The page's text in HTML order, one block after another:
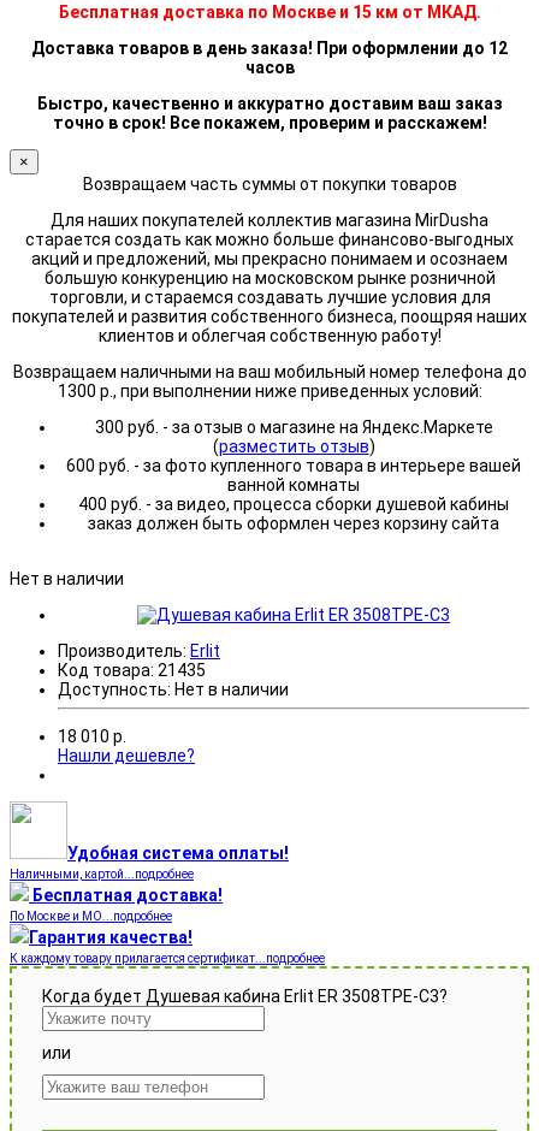
Бесплатная доставка по Москве и 15 км от МКАД.
Доставка товаров в день заказа! При оформлении до 12
часов
Быстро, качественно и аккуратно доставим ваш заказ
точно в срок! Все покажем, проверим и расскажем!
×
Возвращаем часть суммы от покупки товаров
Для наших покупателей коллектив магазина MirDusha
старается создать как можно больше финансово-выгодных
акций и предложений, мы прекрасно понимаем и осознаем
большую конкуренцию на московском рынке розничной
торговли, и стараемся создавать лучшие условия для
покупателей и развития собственного бизнеса, поощряя наших
клиентов и облегчая собственную работу!
Возвращаем наличными на ваш мобильный номер телефона до
1300 р., при выполнении ниже приведенных условий:
300 руб. - за отзыв о магазине на Яндекс.Маркете
(разместить отзыв)
600 руб. - за фото купленного товара в интерьере вашей
ванной комнаты
400 руб. - за видео, процесса сборки душевой кабины
заказ должен быть оформлен через корзину сайта
Нет в наличии
Производитель: Erlit
Код товара: 21435
Доступность: Нет в наличии
18 010 р.
Нашли дешевле?
Удобная система оплаты!
Наличными, картой...подробнее
Бесплатная доставка!
По Москве и МО...подробнее
Гарантия качества!
К каждому товару прилагается сертификат...подробнее
Когда будет Душевая кабина Erlit ER 3508TPE-C3?
или